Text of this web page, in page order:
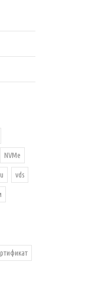
NVMe
vds